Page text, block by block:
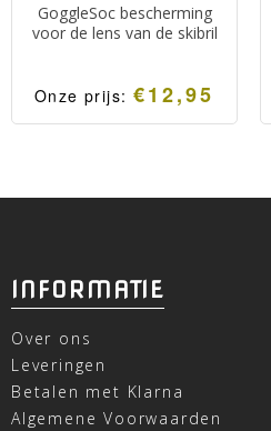
GoggleSoc bescherming
voor de lens van de skibril
Onze prijs: €12,95
INFORMATIE
Over ons
Leveringen
Betalen met Klarna
Algemene Voorwaarden